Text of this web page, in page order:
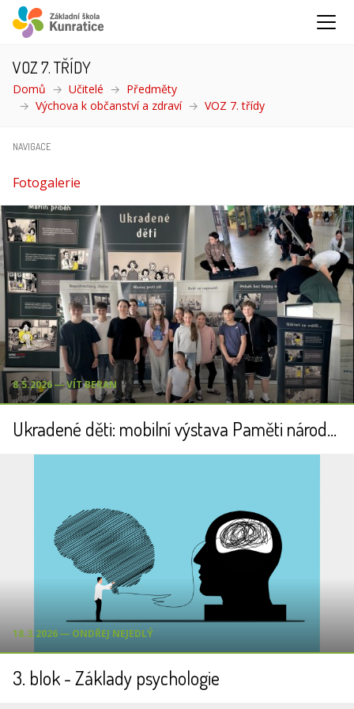
VOZ 7. TŘÍDY
Domů Učitelé
Předměty
Výchova k občanství a zdraví
VOZ 7. třídy
NAVIGACE
Fotogalerie
8.5.2026 ― VÍT BERAN
Ukradené děti: mobilní výstava Paměti národa v ZŠ Kunratice
18.3.2026 ― ONDŘEJ NEJEDLÝ
3. blok - Základy psychologie